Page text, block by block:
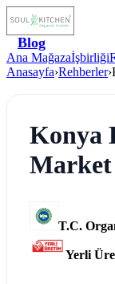
Blog
Ana Mağazaİşbirliği
Anasayfa›Rehberler›
Konya
T.C.
Yerli